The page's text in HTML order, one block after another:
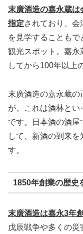
末廣酒造の嘉永蔵は
指定されており、
を見学することも
観光スポット。嘉永
してから100年以上
末廣酒造の嘉永蔵
が、これは酒林と
です。日本酒の酒屋
して、新酒の到来
す。
1850年創業の歴史
末廣酒造は嘉永3年
戊辰戦争や多くの